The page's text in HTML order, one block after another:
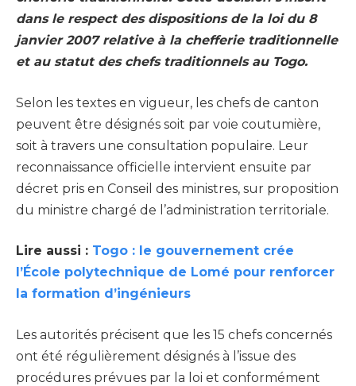
dans le respect des dispositions de la loi du 8
janvier 2007 relative à la chefferie traditionnelle
et au statut des chefs traditionnels au Togo.
Selon les textes en vigueur, les chefs de canton
peuvent être désignés soit par voie coutumière,
soit à travers une consultation populaire. Leur
reconnaissance officielle intervient ensuite par
décret pris en Conseil des ministres, sur proposition
du ministre chargé de l’administration territoriale.
Lire aussi : Togo : le gouvernement crée
l’École polytechnique de Lomé pour renforcer
la formation d’ingénieurs
Les autorités précisent que les 15 chefs concernés
ont été régulièrement désignés à l’issue des
procédures prévues par la loi et conformément